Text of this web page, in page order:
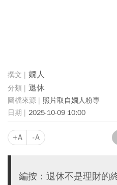
嫺人
退休
照片取自嫺人粉專
2025-10-09 10:00
+A -A
編按：退休不是理財的